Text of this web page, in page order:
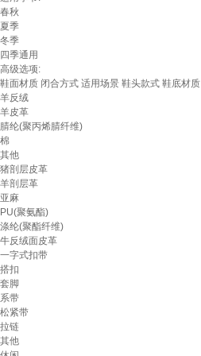
春秋
夏季
冬季
四季通用
高级选项:
鞋面材质 闭合方式 适用场景 鞋头款式 鞋底材质
羊反绒
羊皮革
腈纶(聚丙烯腈纤维)
棉
其他
猪剖层皮革
羊剖层革
亚麻
PU(聚氨酯)
涤纶(聚酯纤维)
牛反绒面皮革
一字式扣带
搭扣
套脚
系带
松紧带
拉链
其他